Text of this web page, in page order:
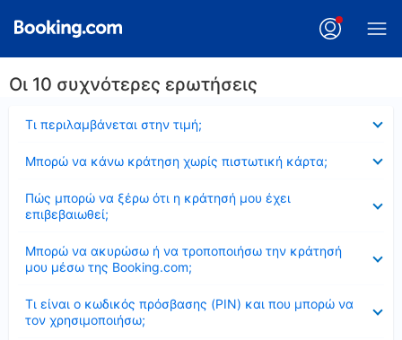
Οι 10 συχνότερες ερωτήσεις
Τι περιλαμβάνεται στην τιμή;
Μπορώ να κάνω κράτηση χωρίς πιστωτική κάρτα;
Πώς μπορώ να ξέρω ότι η κράτησή μου έχει
επιβεβαιωθεί;
Μπορώ να ακυρώσω ή να τροποποιήσω την κράτησή
μου μέσω της Booking.com;
Τι είναι ο κωδικός πρόσβασης (PIN) και που μπορώ να
τον χρησιμοποιήσω;